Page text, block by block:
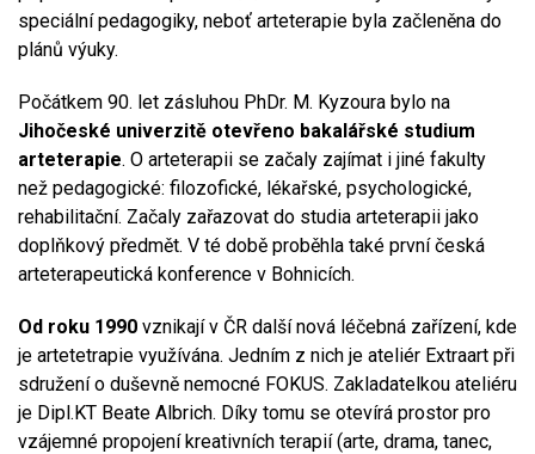
speciální pedagogiky, neboť arteterapie byla začleněna do
plánů výuky.
Počátkem 90. let zásluhou PhDr. M. Kyzoura bylo na
Jihočeské univerzitě otevřeno bakalářské studium
arteterapie. O arteterapii se začaly zajímat i jiné fakulty
než pedagogické: filozofické, lékařské, psychologické,
rehabilitační. Začaly zařazovat do studia arteterapii jako
doplňkový předmět. V té době proběhla také první česká
arteterapeutická konference v Bohnicích.
Od roku 1990 vznikají v ČR další nová léčebná zařízení, kde
je artetetrapie využívána. Jedním z nich je ateliér Extraart při
sdružení o duševně nemocné FOKUS. Zakladatelkou ateliéru
je Dipl.KT Beate Albrich. Díky tomu se otevírá prostor pro
vzájemné propojení kreativních terapií (arte, drama, tanec,